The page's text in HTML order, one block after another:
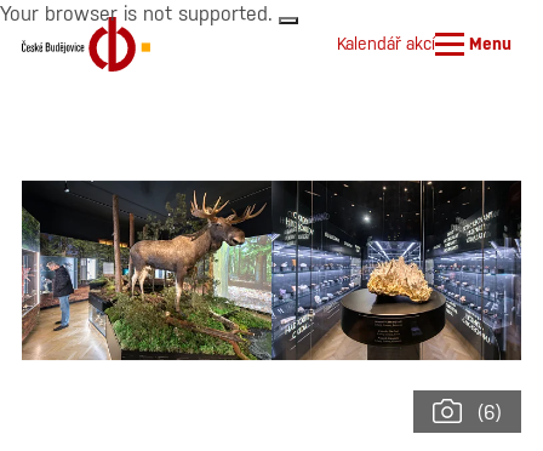
Your browser is not supported.
Kalendář akcí Menu
(6)